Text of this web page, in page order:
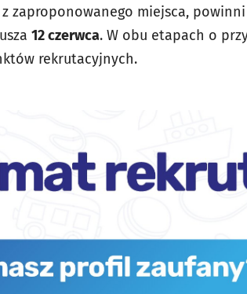
zaproponowanego miejsca,
12 czerwca. W obu etapach o
rekrutacyjnych.